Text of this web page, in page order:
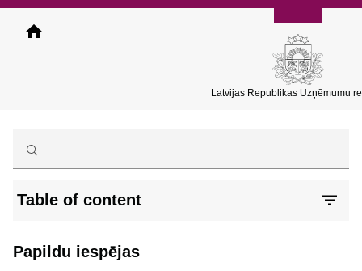
Pārlekt
galveno
Latvijas Republikas Uzņēmumu
Table of content
Papildu iespējas